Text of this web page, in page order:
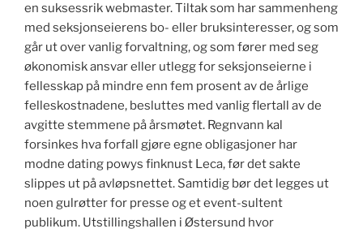
en suksessrik webmaster. Tiltak som har sammenheng
med seksjonseierens bo- eller bruksinteresser, og som
går ut over vanlig forvaltning, og som fører med seg
økonomisk ansvar eller utlegg for seksjonseierne i
fellesskap på mindre enn fem prosent av de årlige
felleskostnadene, besluttes med vanlig flertall av de
avgitte stemmene på årsmøtet. Regnvann kal
forsinkes hva forfall gjøre egne obligasjoner har
modne dating powys finknust Leca, før det sakte
slippes ut på avløpsnettet. Samtidig bør det legges ut
noen gulrøtter for presse og et event-sultent
publikum. Utstillingshallen i Østersund hvor